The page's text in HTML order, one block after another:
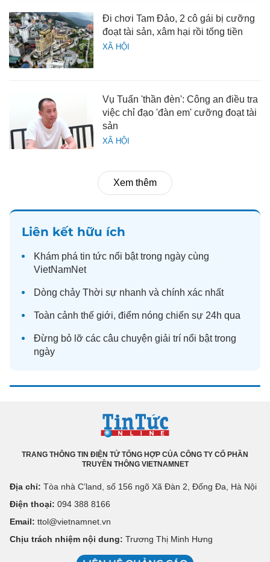
XÃ HỘI
Đi chơi Tam Đảo, 2 cô gái bị cưỡng
đoạt tài sản, xâm hại rồi tống tiền
XÃ HỘI
Vụ Tuấn 'thần đèn': Công an điều tra
việc chỉ đạo 'đàn em' cưỡng đoạt tài
sản
Xem thêm
Liên kết hữu ích
Khám phá tin tức nổi bật trong ngày cùng
VietNamNet
Dòng chảy Thời sự nhanh và chính xác nhất
Toàn cảnh thế giới, điểm nóng chiến sự 24h qua
Đừng bỏ lỡ các câu chuyện giải trí nổi bật trong
ngày
TRANG THÔNG TIN ĐIỆN TỬ TỔNG HỢP CỦA CÔNG TY CỔ PHẦN
TRUYỀN THÔNG VIETNAMNET
Địa chỉ: Tòa nhà C’land, số 156 ngõ Xã Đàn 2, Đống Đa, Hà Nội
Điện thoại: 094 388 8166
Email: ttol@vietnamnet.vn
Chịu trách nhiệm nội dung: Trương Thị Minh Hưng